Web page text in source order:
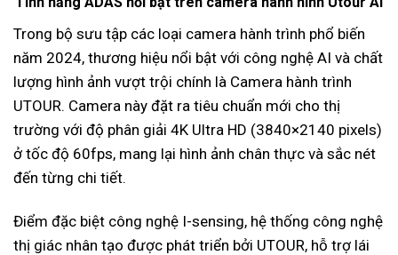
Trong bộ sưu tập các loại camera hành trình phổ biến
năm 2024, thương hiệu nổi bật với công nghệ AI và chất
lượng hình ảnh vượt trội chính là Camera hành trình
UTOUR. Camera này đặt ra tiêu chuẩn mới cho thị
trường với độ phân giải 4K Ultra HD (3840×2140 pixels)
ở tốc độ 60fps, mang lại hình ảnh chân thực và sắc nét
đến từng chi tiết.
Điểm đặc biệt công nghệ I-sensing, hệ thống công nghệ
thị giác nhân tạo được phát triển bởi UTOUR, hỗ trợ lái